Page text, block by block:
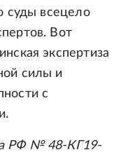
суды всецело
Вот
экспертиза
силы и
с
РФ № 48-КГ19-